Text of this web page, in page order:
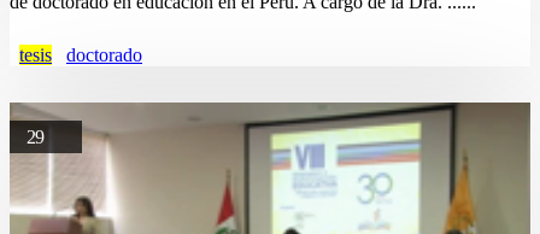
tesis doctorado
29